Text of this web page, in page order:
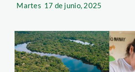
Martes 17 de junio, 2025